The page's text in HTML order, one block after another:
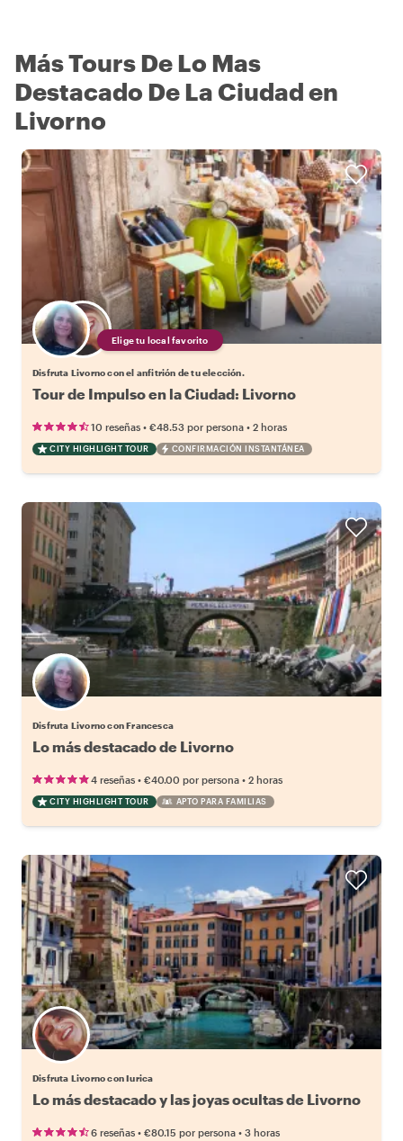
Más Tours De Lo Mas
Destacado De La Ciudad en
Livorno
Elige tu local favorito
Disfruta Livorno con el anfitrión de tu elección.
Tour de Impulso en la Ciudad: Livorno
10 reseñas • €48.53 por persona • 2 horas
CITY HIGHLIGHT TOUR CONFIRMACIÓN INSTANTÁNEA
Disfruta Livorno con Francesca
Lo más destacado de Livorno
4 reseñas • €40.00 por persona • 2 horas
CITY HIGHLIGHT TOUR APTO PARA FAMILIAS
Disfruta Livorno con Iurica
Lo más destacado y las joyas ocultas de Livorno
6 reseñas • €80.15 por persona • 3 horas